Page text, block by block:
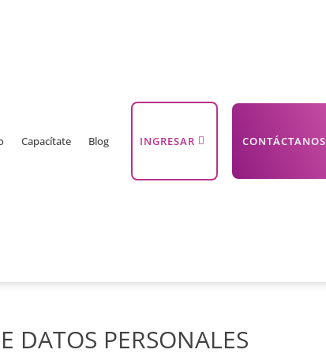
Capacítate Blog INGRESAR CONTÁCTANOS
DATOS PERSONALES